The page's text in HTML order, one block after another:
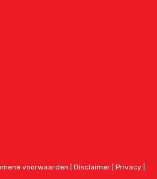
voorwaarden Disclaimer Privacy